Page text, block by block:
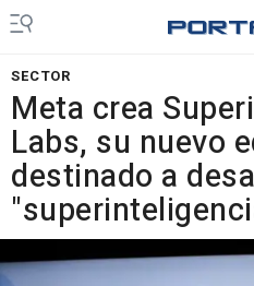
SECTOR
Meta crea
Labs, su nuevo
destinado a